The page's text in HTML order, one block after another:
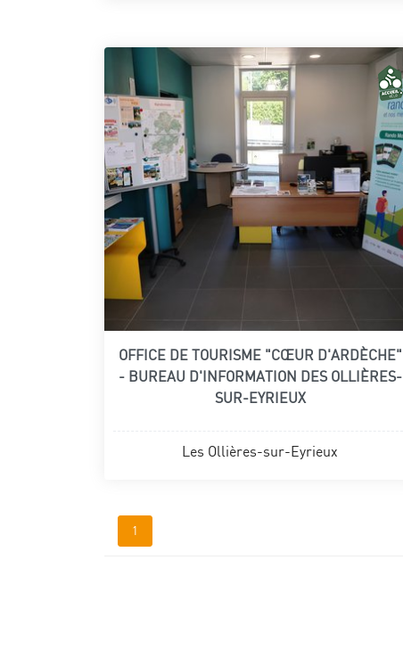
OFFICE DE TOURISME "CŒUR D'ARDÈCHE"
- BUREAU D'INFORMATION DES OLLIÈRES-
SUR-EYRIEUX
Les Ollières-sur-Eyrieux
1